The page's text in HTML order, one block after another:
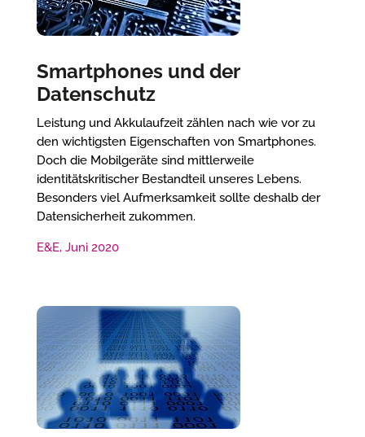
Smartphones und der
Datenschutz
Leistung und Akkulaufzeit zählen nach wie vor zu
den wichtigsten Eigenschaften von Smartphones.
Doch die Mobilgeräte sind mittlerweile
identitätskritischer Bestandteil unseres Lebens.
Besonders viel Aufmerksamkeit sollte deshalb der
Datensicherheit zukommen.
E&E, Juni 2020